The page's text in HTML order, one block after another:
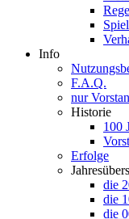
Info
F.A.Q.
nur
Historie
100
Erfolge
die
die
die